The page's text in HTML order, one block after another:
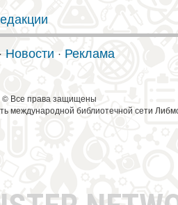
· Новости · Реклама
© Все права защищены
международной библиотечной сети